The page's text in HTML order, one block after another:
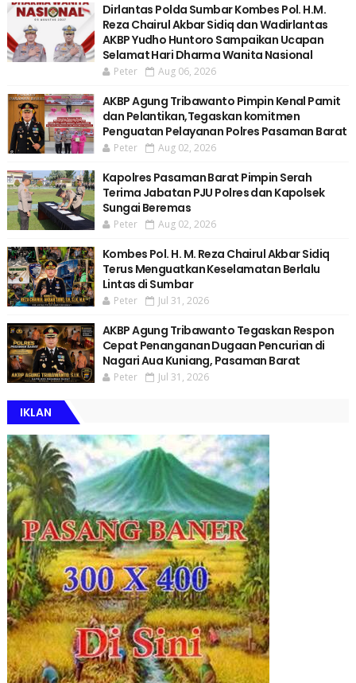
Dirlantas Polda Sumbar Kombes Pol. H.M.
Reza Chairul Akbar Sidiq dan Wadirlantas
AKBP Yudho Huntoro Sampaikan Ucapan
Selamat Hari Dharma Wanita Nasional
Peter Aug 06, 2026
AKBP Agung Tribawanto Pimpin Kenal Pamit
dan Pelantikan,Tegaskan komitmen
Penguatan Pelayanan Polres Pasaman Barat
Peter Aug 02, 2026
Kapolres Pasaman Barat Pimpin Serah
Terima Jabatan PJU Polres dan Kapolsek
Sungai Beremas
Peter Aug 02, 2026
Kombes Pol. H. M. Reza Chairul Akbar Sidiq
Terus Menguatkan Keselamatan Berlalu
Lintas di Sumbar
Peter Jul 31, 2026
AKBP Agung Tribawanto Tegaskan Respon
Cepat Penanganan Dugaan Pencurian di
Nagari Aua Kuniang, Pasaman Barat
Peter Jul 31, 2026
IKLAN